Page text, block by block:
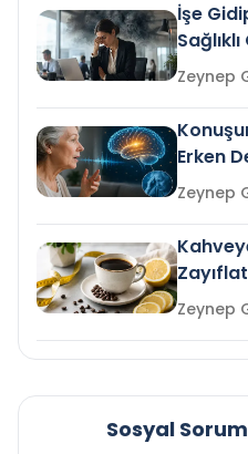
İşe
Gelir
Erken
mi?
Sosyal